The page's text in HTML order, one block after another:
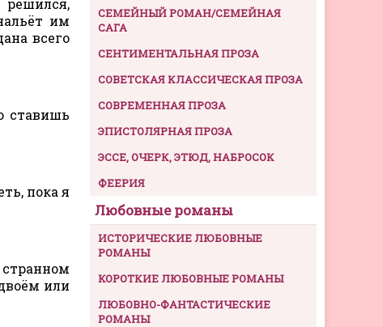
им
всего
ставишь
пока я
или
СЕМЕЙНЫЙ РОМАН/СЕМЕЙНАЯ
САГА
СЕНТИМЕНТАЛЬНАЯ ПРОЗА
СОВЕТСКАЯ КЛАССИЧЕСКАЯ ПРОЗА
СОВРЕМЕННАЯ ПРОЗА
ЭПИСТОЛЯРНАЯ ПРОЗА
ЭССЕ, ОЧЕРК, ЭТЮД, НАБРОСОК
ФЕЕРИЯ
Любовные романы
ИСТОРИЧЕСКИЕ ЛЮБОВНЫЕ
РОМАНЫ
КОРОТКИЕ ЛЮБОВНЫЕ РОМАНЫ
ЛЮБОВНО-ФАНТАСТИЧЕСКИЕ
РОМАНЫ